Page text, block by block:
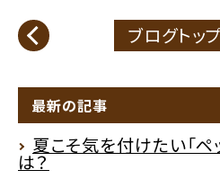
ブログトッ
最新の記事
夏こそ気を付けたい「ペ
は？